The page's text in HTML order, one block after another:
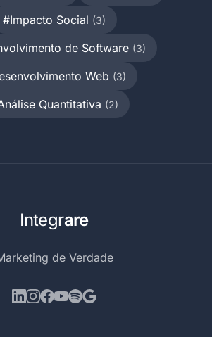
#Impacto Social (3)
de Software (3)
Web (3)
Quantitativa (2)
Integrare
de Verdade